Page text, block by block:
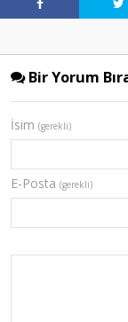
Bir Yorum
İsim (gerekli)
E-Posta (gerekli)